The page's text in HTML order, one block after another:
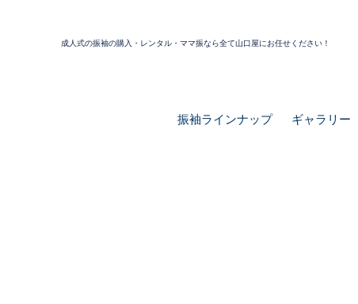
成人式の振袖の購入・レンタル・ママ振なら全て山口屋にお任せください！
振袖ラインナップ ギャラリー